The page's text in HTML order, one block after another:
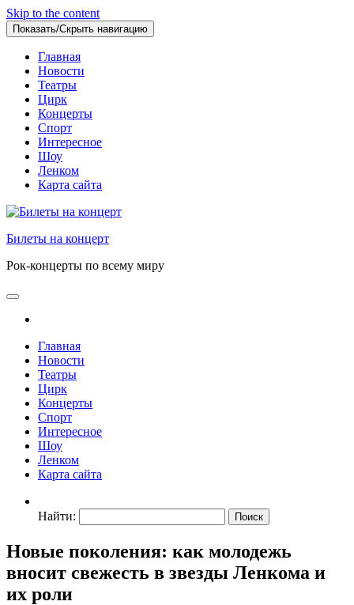
Skip to the content
Показать/Скрыть навигацию
Главная
Новости
Театры
Цирк
Концерты
Спорт
Интересное
Шоу
Ленком
Карта сайта
Билеты на концерт
Рок-концерты по всему миру
Главная
Новости
Театры
Цирк
Концерты
Спорт
Интересное
Шоу
Ленком
Карта сайта
Найти:
Новые поколения: как молодежь
вносит свежесть в звезды Ленкома и
их роли